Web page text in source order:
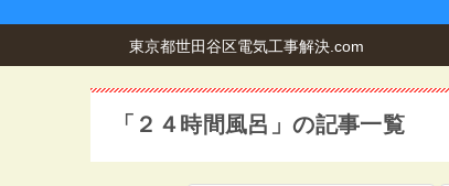
東京都世田谷区電気工事解決.com
「２４時間風呂」の記事一覧